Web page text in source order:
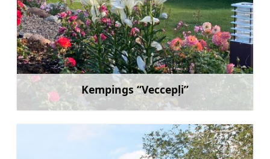
Kempings “Veccepļi”
Uzzināt vairāk